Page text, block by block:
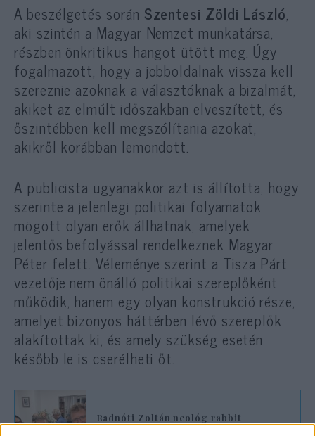
A beszélgetés során Szentesi Zöldi László,
aki szintén a Magyar Nemzet munkatársa,
részben önkritikus hangot ütött meg. Úgy
fogalmazott, hogy a jobboldalnak vissza kell
szereznie azoknak a választóknak a bizalmát,
akiket az elmúlt időszakban elveszített, és
őszintébben kell megszólítania azokat,
akikről korábban lemondott.
A publicista ugyanakkor azt is állította, hogy
szerinte a jelenlegi politikai folyamatok
mögött olyan erők állhatnak, amelyek
jelentős befolyással rendelkeznek Magyar
Péter felett. Véleménye szerint a Tisza Párt
vezetője nem önálló politikai szereplőként
működik, hanem egy olyan konstrukció része,
amelyet bizonyos háttérben lévő szereplők
alakítottak ki, és amely szükség esetén
később le is cserélheti őt.
Radnóti Zoltán neológ rabbit
„szélsőséges cionistázza” a Magyar